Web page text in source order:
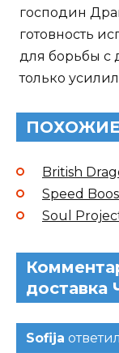
господин
готовность
для борьбы с
только
British
Speed
Soul
доставка
Sofija